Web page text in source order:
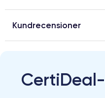
Kundrecensioner